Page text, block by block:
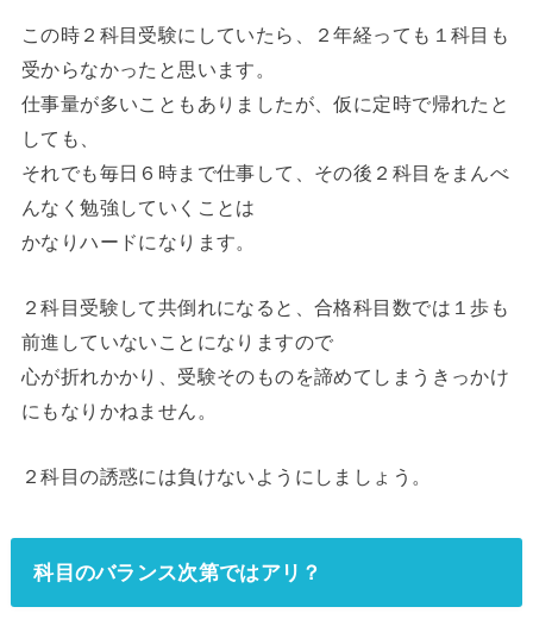
この時２科目受験にしていたら、２年経っても１科目も
受からなかったと思います。
仕事量が多いこともありましたが、仮に定時で帰れたと
しても、
それでも毎日６時まで仕事して、その後２科目をまんべ
んなく勉強していくことは
かなりハードになります。
２科目受験して共倒れになると、合格科目数では１歩も
前進していないことになりますので
心が折れかかり、受験そのものを諦めてしまうきっかけ
にもなりかねません。
２科目の誘惑には負けないようにしましょう。
科目のバランス次第ではアリ？